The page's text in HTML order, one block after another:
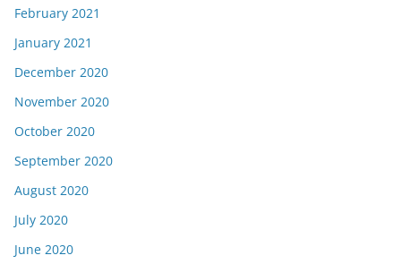
February 2021
January 2021
December 2020
November 2020
October 2020
September 2020
August 2020
July 2020
June 2020